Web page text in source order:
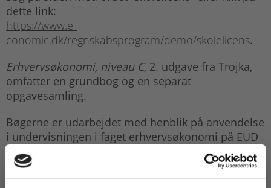
dette link:
https://www.e-
conomic.dk/regnskabsprogram/demo/skolelicens.
Erhvervsøkonomi, niveau C, 2. udgave fra Trojka,
omfatter en grundbog og en separat
opgavesamling.
Bøgerne er udarbejdet med henblik på anvendelse
i undervisningen i faget erhvervsøkonomi på EUD
og EUX. Bemærk, at faget ikke længere udbydes på
EUD/EUX. Faget virksomhedsøkonomi er trådt i
stedet. Se vores grundbog til fagether.